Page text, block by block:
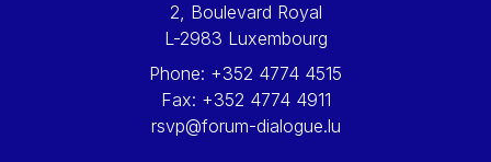
Wolfgang Ketterle
Yossi Beillin
Yves FRANCHET
2, Boulevard Royal
L-2983 Luxembourg
Phone: +352 4774 4515
Fax: +352 4774 4911
rsvp@forum-dialogue.lu